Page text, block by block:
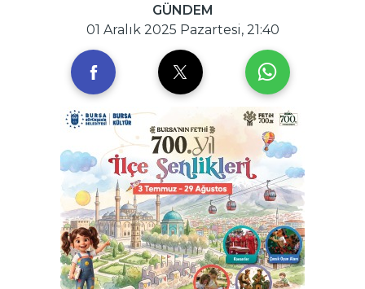
GÜNDEM
01 Aralık 2025 Pazartesi, 21:40